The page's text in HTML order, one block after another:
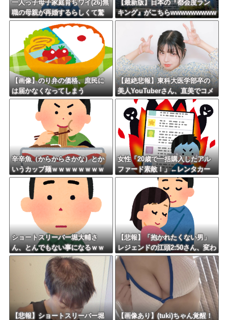
一人っ子母子家庭育ちワイ(26)無
職の母親が再婚するらしくて驚
愕
【最新版】日本の『都会度ラン
キング』がこちらwwwwwwwww
wwwwwwwwwwwwwww
【画像】のり弁の価格、庶民に
は届かなくなってしまう
【超絶悲報】東科大医学部卒の
美人YouTuberさん、直美でコメ
ント欄が炎上してしまう…
辛辛魚（からからさかな）とか
いうカップ麺ｗｗｗｗｗｗｗｗ
ｗｗ
女性「20歳で一括購入したアル
ファード素敵！」←レンタカー
だろと批判殺到
ショートスリーバー堀大輔さ
ん、とんでもない事になるｗｗ
ｗｗｗｗｗｗ
【悲報】「抱かれたくない男」
レジェンドの江頭2:50さん、変わ
り果てた姿で発見される
【悲報】ショートスリーバー堀
【画像あり】(tuki)ちゃん覚醒！